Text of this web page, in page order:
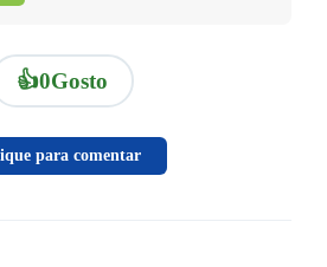
👍0Gosto
para comentar